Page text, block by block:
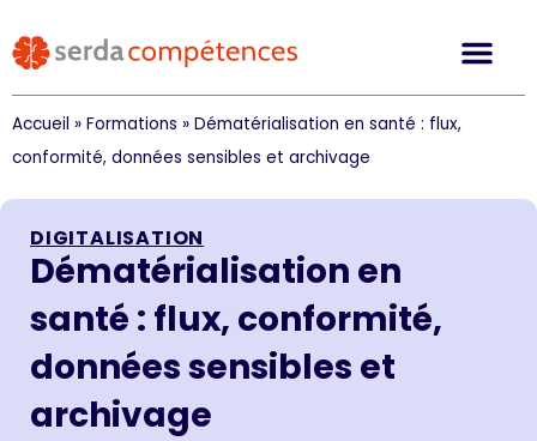
Accueil » Formations » Dématérialisation en santé : flux,
conformité, données sensibles et archivage
DIGITALISATION
Dématérialisation en
santé : flux, conformité,
données sensibles et
archivage